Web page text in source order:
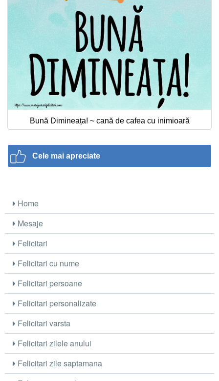
Bună Dimineața! ~ cană de cafea cu inimioară
Cele mai apreciate
Home
Mesaje
Felicitari
Felicitari cu nume
Felicitari persoane
Felicitari personalizate
Felicitari varsta
Felicitari zilele anului
Felicitari zile saptamana